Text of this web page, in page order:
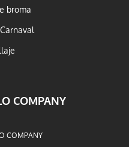
broma
COMPANY
COMPANY